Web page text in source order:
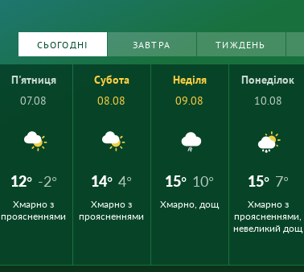
СЬОГОДНІ ЗАВТРА ТИЖДЕНЬ
П'ятниця
07.08
12° -2°
Хмарно з
проясненнями
Субота
08.08
14° 4°
Хмарно з
проясненнями
Неділя
09.08
15° 10°
Хмарно, дощ
Понеділок
10.08
15° 7°
Хмарно з
проясненнями,
невеликий дощ